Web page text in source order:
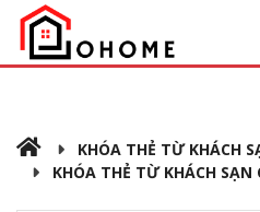
KHÓA THẺ TỪ KHÁCH
KHÓA THẺ TỪ KHÁCH SẠN